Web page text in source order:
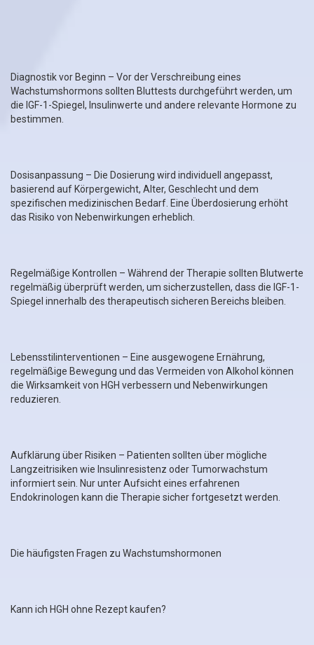
Diagnostik vor Beginn – Vor der Verschreibung eines
Wachstumshormons sollten Bluttests durchgeführt werden, um
die IGF-1-Spiegel, Insulinwerte und andere relevante Hormone zu
bestimmen.
Dosisanpassung – Die Dosierung wird individuell angepasst,
basierend auf Körpergewicht, Alter, Geschlecht und dem
spezifischen medizinischen Bedarf. Eine Überdosierung erhöht
das Risiko von Nebenwirkungen erheblich.
Regelmäßige Kontrollen – Während der Therapie sollten Blutwerte
regelmäßig überprüft werden, um sicherzustellen, dass die IGF-1-
Spiegel innerhalb des therapeutisch sicheren Bereichs bleiben.
Lebensstilinterventionen – Eine ausgewogene Ernährung,
regelmäßige Bewegung und das Vermeiden von Alkohol können
die Wirksamkeit von HGH verbessern und Nebenwirkungen
reduzieren.
Aufklärung über Risiken – Patienten sollten über mögliche
Langzeitrisiken wie Insulinresistenz oder Tumorwachstum
informiert sein. Nur unter Aufsicht eines erfahrenen
Endokrinologen kann die Therapie sicher fortgesetzt werden.
Die häufigsten Fragen zu Wachstumshormonen
Kann ich HGH ohne Rezept kaufen?